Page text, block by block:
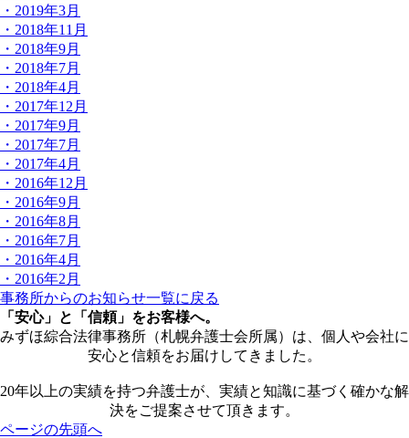
・2019年3月
・2018年11月
・2018年9月
・2018年7月
・2018年4月
・2017年12月
・2017年9月
・2017年7月
・2017年4月
・2016年12月
・2016年9月
・2016年8月
・2016年7月
・2016年4月
・2016年2月
事務所からのお知らせ一覧に戻る
「安心」と「信頼」をお客様へ。
みずほ綜合法律事務所（札幌弁護士会所属）は、個人や会社に
安心と信頼をお届けしてきました。
20年以上の実績を持つ弁護士が、実績と知識に基づく確かな解
決をご提案させて頂きます。
ページの先頭へ